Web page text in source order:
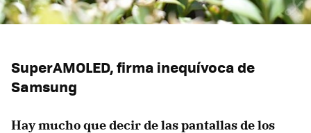
SuperAMOLED, firma inequívoca de
Samsung
Hay mucho que decir de las pantallas de los